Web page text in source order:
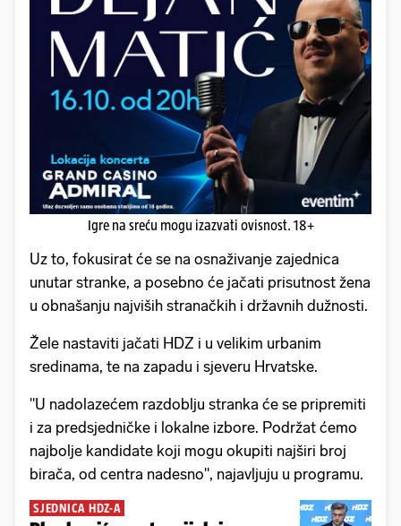
Igre na sreću mogu izazvati ovisnost. 18+
Uz to, fokusirat će se na osnaživanje zajednica
unutar stranke, a posebno će jačati prisutnost žena
u obnašanju najviših stranačkih i državnih dužnosti.
Žele nastaviti jačati HDZ i u velikim urbanim
sredinama, te na zapadu i sjeveru Hrvatske.
"U nadolazećem razdoblju stranka će se pripremiti
i za predsjedničke i lokalne izbore. Podržat ćemo
najbolje kandidate koji mogu okupiti najširi broj
birača, od centra nadesno", najavljuju u programu.
SJEDNICA HDZ-A